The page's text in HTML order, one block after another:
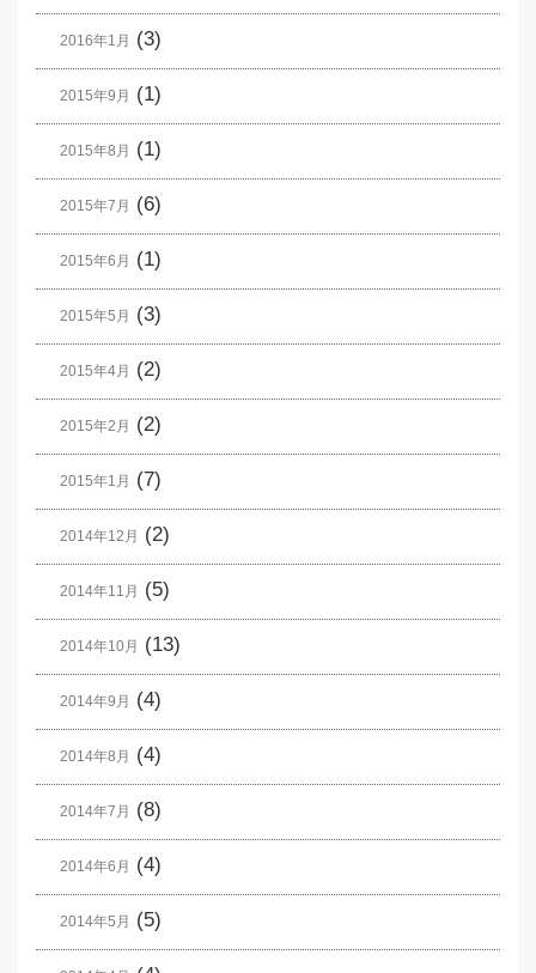
2016年1月 (3)
2015年9月 (1)
2015年8月 (1)
2015年7月 (6)
2015年6月 (1)
2015年5月 (3)
2015年4月 (2)
2015年2月 (2)
2015年1月 (7)
2014年12月 (2)
2014年11月 (5)
2014年10月 (13)
2014年9月 (4)
2014年8月 (4)
2014年7月 (8)
2014年6月 (4)
2014年5月 (5)